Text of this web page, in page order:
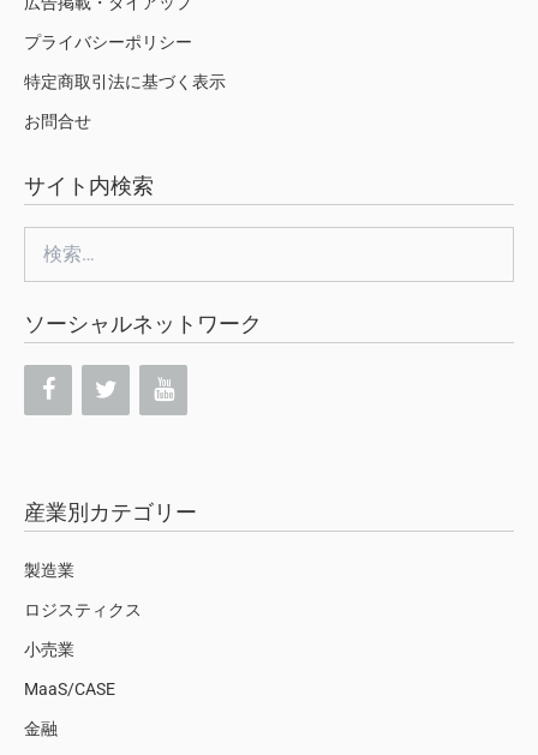
プライバシーポリシー
特定商取引法に基づく表示
お問合せ
サイト内検索
索:
ソーシャルネットワーク
産業別カテゴリー
製造業
ロジスティクス
小売業
MaaS/CASE
金融